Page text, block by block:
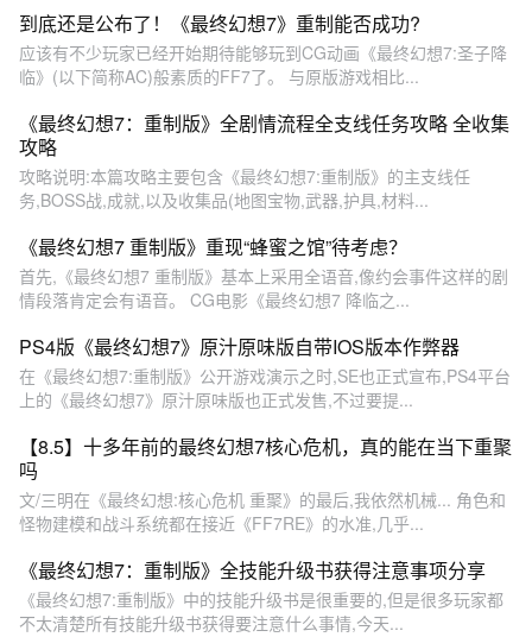
到底还是公布了！《最终幻想7》重制能否成功?
应该有不少玩家已经开始期待能够玩到CG动画《最终幻想7:圣子降
临》(以下简称AC)般素质的FF7了。 与原版游戏相比...
《最终幻想7：重制版》全剧情流程全支线任务攻略 全收集
攻略
攻略说明:本篇攻略主要包含《最终幻想7:重制版》的主支线任
务,BOSS战,成就,以及收集品(地图宝物,武器,护具,材料...
《最终幻想7 重制版》重现“蜂蜜之馆”待考虑？
首先,《最终幻想7 重制版》基本上采用全语音,像约会事件这样的剧
情段落肯定会有语音。 CG电影《最终幻想7 降临之...
PS4版《最终幻想7》原汁原味版自带IOS版本作弊器
在《最终幻想7:重制版》公开游戏演示之时,SE也正式宣布,PS4平台
上的《最终幻想7》原汁原味版也正式发售,不过要提...
【8.5】十多年前的最终幻想7核心危机，真的能在当下重聚
吗
文/三明在《最终幻想:核心危机 重聚》的最后,我依然机械... 角色和
怪物建模和战斗系统都在接近《FF7RE》的水准,几乎...
《最终幻想7：重制版》全技能升级书获得注意事项分享
《最终幻想7:重制版》中的技能升级书是很重要的,但是很多玩家都
不太清楚所有技能升级书获得要注意什么事情,今天...